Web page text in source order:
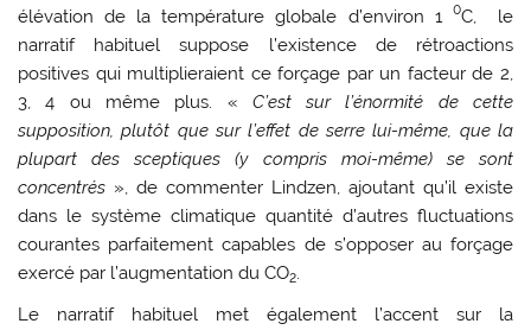
élévation de la température globale d’environ 1
0C, le
narratif habituel suppose l’existence de rétroactions
positives qui multiplieraient ce forçage par un facteur de 2,
3, 4 ou même plus. « C’est sur l’énormité de cette
supposition, plutôt que sur l’effet de serre lui-même, que la
plupart des sceptiques (y compris moi-même) se sont
concentrés », de commenter Lindzen, ajoutant qu’il existe
dans le système climatique quantité d’autres fluctuations
courantes parfaitement capables de s’opposer au forçage
exercé par l’augmentation du CO2
Le narratif habituel met également l’accent sur la